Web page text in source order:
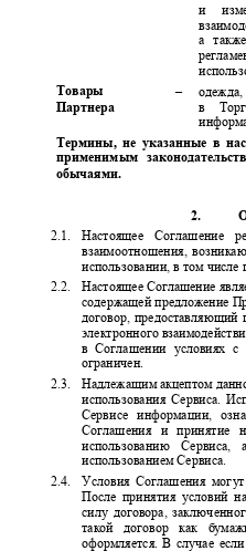
и
а
Товары
Партнера
–
одежда,
в
Термины, не указанные в
применимым
закон
обычаями.
2.
2.1. Настоящее Соглашение
взаимоотношения, воз
использовании, в том числе
2.2. Настоящее Соглашение
содержащей предложение
договор, предоставляющий
электронного
в Соглашении условиях
с
ограничен.
2.3. Надлежащим акцептом
использования Сервиса.
Сервисе
информации,
Соглашения
и принятие
использованию
Сервиса,
использованием Сервиса.
2.4. Условия Соглашения могу
После принятия условий
силу договора, заключ
такой
договор как б
оформляется.
В случае е